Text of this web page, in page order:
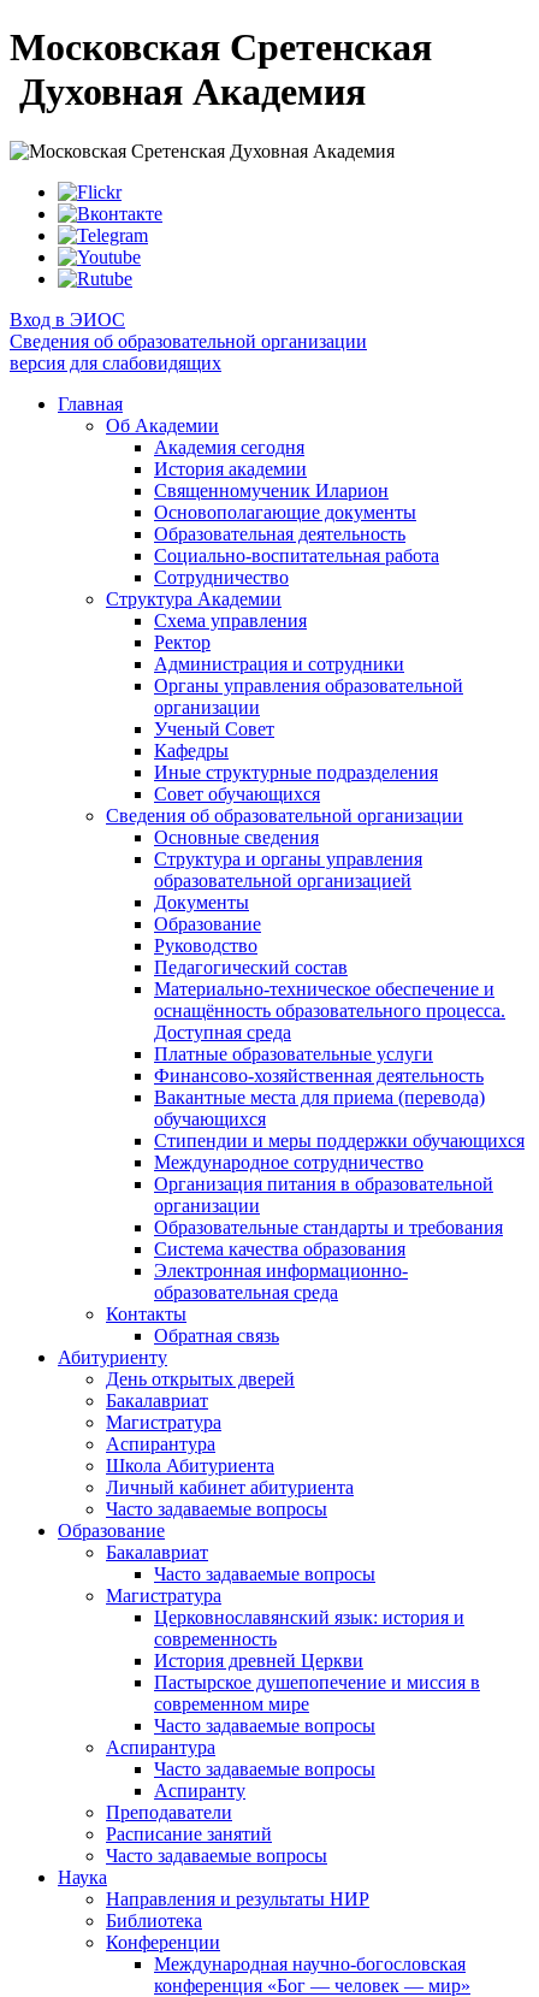
Московская Сретенская
Духовная Академия
Вход в ЭИОС
Сведения об образовательной организации
версия для слабовидящих
Главная
Об Академии
Академия сегодня
История академии
Священномученик Иларион
Основополагающие документы
Образовательная деятельность
Социально-воспитательная работа
Сотрудничество
Структура Академии
Схема управления
Ректор
Администрация и сотрудники
Органы управления образовательной
организации
Ученый Совет
Кафедры
Иные структурные подразделения
Совет обучающихся
Сведения об образовательной организации
Основные сведения
Структура и органы управления
образовательной организацией
Документы
Образование
Руководство
Педагогический состав
Материально-техническое обеспечение и
оснащённость образовательного процесса.
Доступная среда
Платные образовательные услуги
Финансово-хозяйственная деятельность
Вакантные места для приема (перевода)
обучающихся
Стипендии и меры поддержки обучающихся
Международное сотрудничество
Организация питания в образовательной
организации
Образовательные стандарты и требования
Система качества образования
Электронная информационно-
образовательная среда
Контакты
Обратная связь
Абитуриенту
День открытых дверей
Бакалавриат
Магистратура
Аспирантура
Школа Абитуриента
Личный кабинет абитуриента
Часто задаваемые вопросы
Образование
Бакалавриат
Часто задаваемые вопросы
Магистратура
Церковнославянский язык: история и
современность
История древней Церкви
Пастырское душепопечение и миссия в
современном мире
Часто задаваемые вопросы
Аспирантура
Часто задаваемые вопросы
Аспиранту
Преподаватели
Расписание занятий
Часто задаваемые вопросы
Наука
Направления и результаты НИР
Библиотека
Конференции
Международная научно-богословская
конференция «Бог — человек — мир»